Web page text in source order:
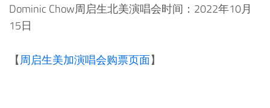
Dominic Chow周启生北美演唱会时间：2022年10月
15日
【周启生美加演唱会购票页面】